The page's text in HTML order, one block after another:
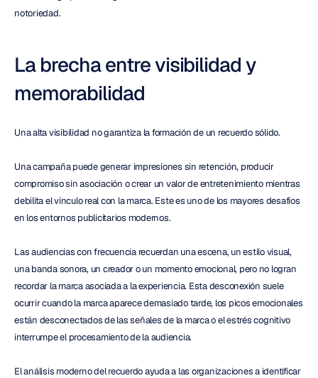
notoriedad.
La brecha entre visibilidad y
memorabilidad
Una alta visibilidad no garantiza la formación de un recuerdo sólido.
Una campaña puede generar impresiones sin retención, producir
compromiso sin asociación o crear un valor de entretenimiento mientras
debilita el vínculo real con la marca. Este es uno de los mayores desafíos
en los entornos publicitarios modernos.
Las audiencias con frecuencia recuerdan una escena, un estilo visual,
una banda sonora, un creador o un momento emocional, pero no logran
recordar la marca asociada a la experiencia. Esta desconexión suele
ocurrir cuando la marca aparece demasiado tarde, los picos emocionales
están desconectados de las señales de la marca o el estrés cognitivo
interrumpe el procesamiento de la audiencia.
El análisis moderno del recuerdo ayuda a las organizaciones a identificar